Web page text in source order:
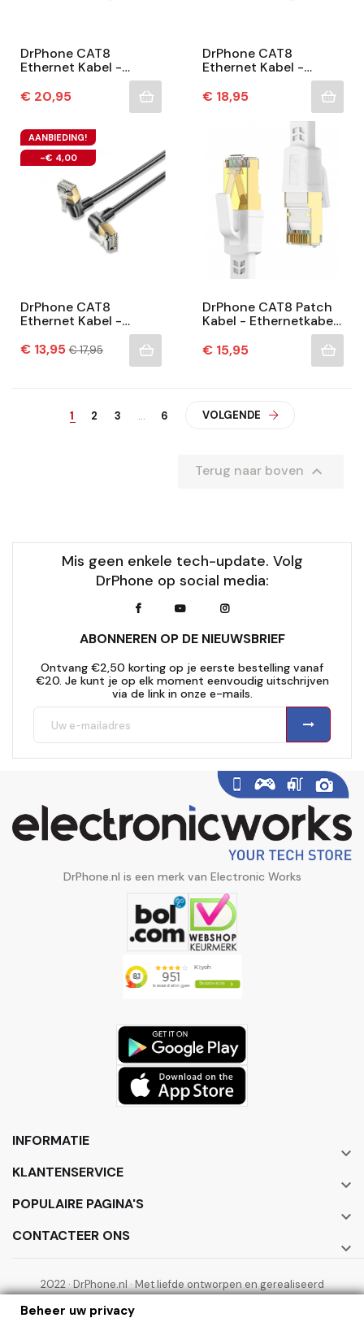
DrPhone CAT8
Ethernet Kabel -
40Gbps - 2000Mhz -
360° Roteerbaar- 90°
Ontwerp – RJ45
Prijs
€ 20,95
DrPhone CAT8
Ethernet Kabel -
40Gbps - 2000Mhz -
360° Roteerbaar- 90°
Ontwerp – RJ45
Prijs
€ 18,95
AANBIEDING!
-€ 4,00
DrPhone CAT8
Ethernet Kabel -
40Gbps - 2000Mhz -
360° Roteerbaar- 90°
Prijs
€ 13,95Normale
prijs
€ 17,95
DrPhone CAT8 Patch
Kabel - Ethernetkabel
- 40Gbps 2000Mhz -
High Speed Rj45
Internet
Prijs
€ 15,95
1 2 3 … 6 VOLGENDE
Terug naar boven 
Mis geen enkele tech-update. Volg
DrPhone op social media:
ABONNEREN OP DE NIEUWSBRIEF
Ontvang €2,50 korting op je eerste bestelling vanaf
€20. Je kunt je op elk moment eenvoudig uitschrijven
via de link in onze e-mails.
DrPhone.nl is een merk van Electronic Works
INFORMATIE

KLANTENSERVICE

POPULAIRE PAGINA'S

CONTACTEER ONS

2022 · DrPhone.nl · Met liefde ontworpen en gerealiseerd
Beheer uw privacy